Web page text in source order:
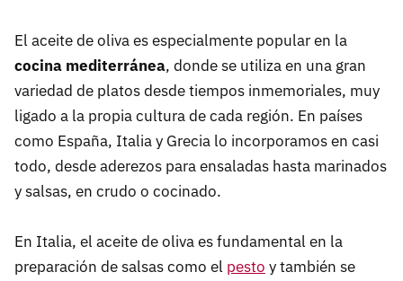
El aceite de oliva es especialmente popular en la
cocina mediterránea, donde se utiliza en una gran
variedad de platos desde tiempos inmemoriales, muy
ligado a la propia cultura de cada región. En países
como España, Italia y Grecia lo incorporamos en casi
todo, desde aderezos paraensaladas hasta marinados
y salsas, en crudo o cocinado.
En Italia, el aceite de oliva es fundamental en la
preparación de salsas como el pesto y también se